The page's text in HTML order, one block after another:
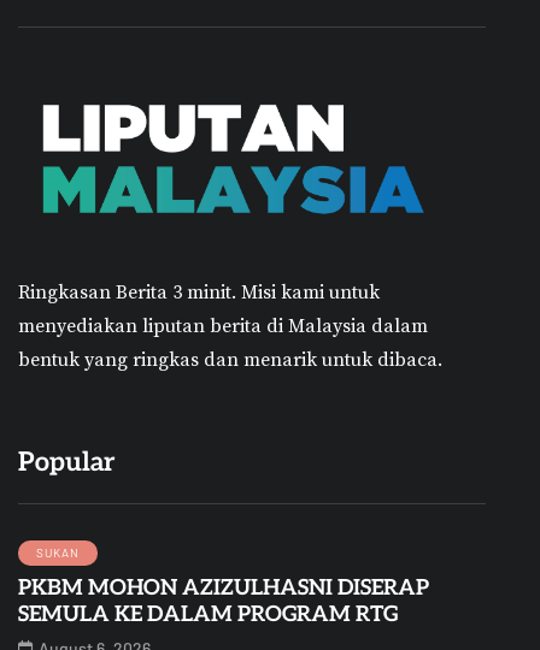
Ringkasan Berita 3 minit. Misi kami untuk
menyediakan liputan berita di Malaysia dalam
bentuk yang ringkas dan menarik untuk dibaca.
Popular
SUKAN
PKBM MOHON AZIZULHASNI DISERAP
SEMULA KE DALAM PROGRAM RTG